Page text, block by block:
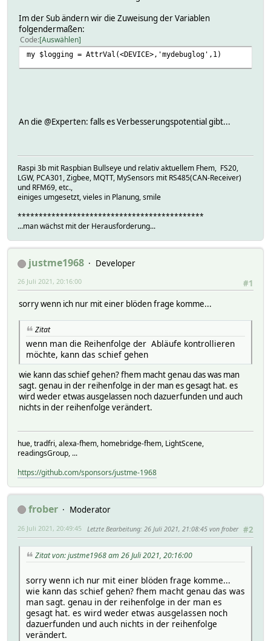
Im der Sub ändern wir die Zuweisung der Variablen
folgendermaßen:
Code Auswählen
my $logging = AttrVal(<DEVICE>,'mydebuglog',1)
An die @Experten: falls es Verbesserungspotential gibt...
Raspi 3b mit Raspbian Bullseye und relativ aktuellem Fhem, FS20,
LGW, PCA301, Zigbee, MQTT, MySensors mit RS485(CAN-Receiver)
und RFM69, etc.,
einiges umgesetzt, vieles in Planung, smile
********************************************
...man wächst mit der Herausforderung...
justme1968
Developer
#1
26 Juli 2021, 20:16:00
sorry wenn ich nur mit einer blöden frage komme...
Zitat
wenn man die Reihenfolge der Abläufe kontrollieren
möchte, kann das schief gehen
wie kann das schief gehen? fhem macht genau das was man
sagt. genau in der reihenfolge in der man es gesagt hat. es
wird weder etwas ausgelassen noch dazuerfunden und auch
nichts in der reihenfolge verändert.
hue, tradfri, alexa-fhem, homebridge-fhem, LightScene,
readingsGroup, ...
https://github.com/sponsors/justme-1968
frober
Moderator
#2
26 Juli 2021, 20:49:45 Letzte Bearbeitung: 26 Juli 2021, 21:08:45 von frober
Zitat von: justme1968 am 26 Juli 2021, 20:16:00
sorry wenn ich nur mit einer blöden frage komme...
wie kann das schief gehen? fhem macht genau das was
man sagt. genau in der reihenfolge in der man es
gesagt hat. es wird weder etwas ausgelassen noch
dazuerfunden und auch nichts in der reihenfolge
verändert.